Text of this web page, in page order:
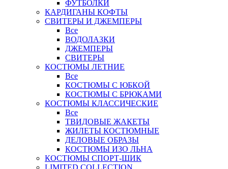
ФУТБОЛКИ
КАРДИГАНЫ КОФТЫ
СВИТЕРЫ И ДЖЕМПЕРЫ
Все
ВОДОЛАЗКИ
ДЖЕМПЕРЫ
СВИТЕРЫ
КОСТЮМЫ ЛЕТНИЕ
Все
КОСТЮМЫ С ЮБКОЙ
КОСТЮМЫ С БРЮКАМИ
КОСТЮМЫ КЛАССИЧЕСКИЕ
Все
ТВИДОВЫЕ ЖАКЕТЫ
ЖИЛЕТЫ КОСТЮМНЫЕ
ДЕЛОВЫЕ ОБРАЗЫ
КОСТЮМЫ ИЗО ЛЬНА
КОСТЮМЫ СПОРТ-ШИК
LIMITED COLLECTION